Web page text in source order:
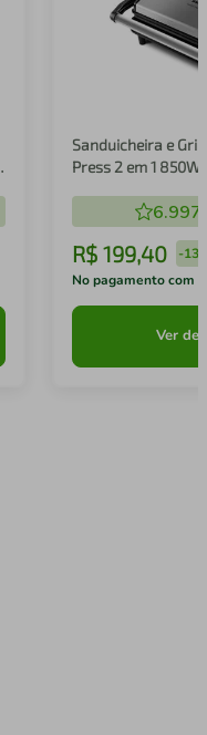
Sanduicheira e
Press 2 em 1 850W
6.997
R$ 199,40 -
No pagamento com
Ver